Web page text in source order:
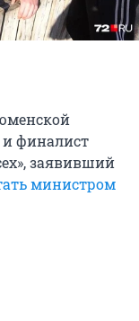
финалист
заявивший
министром